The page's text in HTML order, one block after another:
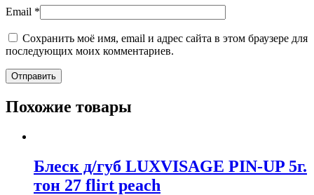
Email *
Сохранить моё имя, email и адрес сайта в этом браузере для
последующих моих комментариев.
Похожие товары
Блеск д/губ LUXVISAGE PIN-UP 5г.
тон 27 flirt peach